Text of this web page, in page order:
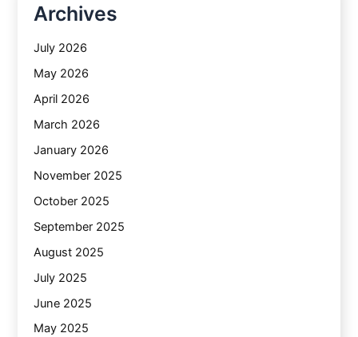
Archives
July 2026
May 2026
April 2026
March 2026
January 2026
November 2025
October 2025
September 2025
August 2025
July 2025
June 2025
May 2025